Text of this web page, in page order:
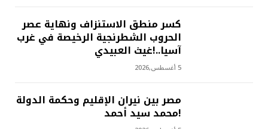
كسر منطق الاستنزاف ونهاية عصر
الحروب الشطرنجية الرخيصة في غرب
آسيا..!غيث العبيدي
5 أغسطس,2026
مصر بين نيران الإقليم وحكمة الدولة
!محمد سيد أحمد